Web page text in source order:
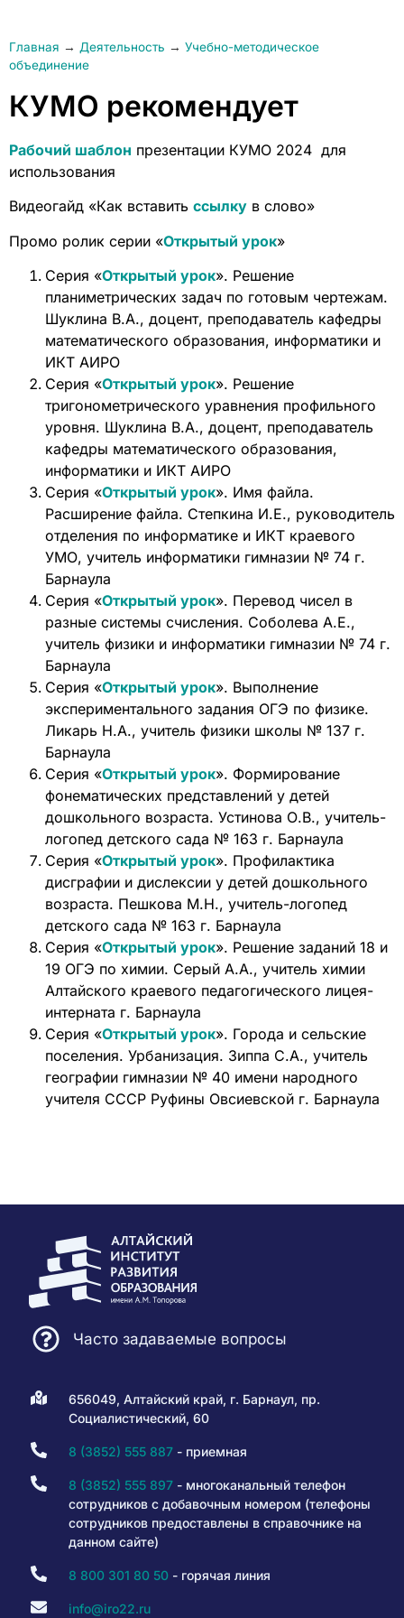
Главная → Деятельность → Учебно-методическое
объединение
КУМО рекомендует
Рабочий шаблон презентации КУМО 2024 для
использования
Видеогайд «Как вставить ссылку в слово»
Промо ролик серии «Открытый урок»
Серия «Открытый урок». Решение
планиметрических задач по готовым чертежам.
Шуклина В.А., доцент, преподаватель кафедры
математического образования, информатики и
ИКТ АИРО
Серия «Открытый урок». Решение
тригонометрического уравнения профильного
уровня. Шуклина В.А., доцент, преподаватель
кафедры математического образования,
информатики и ИКТ АИРО
Серия «Открытый урок». Имя файла.
Расширение файла. Степкина И.Е., руководитель
отделения по информатике и ИКТ краевого
УМО, учитель информатики гимназии № 74 г.
Барнаула
Серия «Открытый урок». Перевод чисел в
разные системы счисления. Соболева А.Е.,
учитель физики и информатики гимназии № 74 г.
Барнаула
Серия «Открытый урок». Выполнение
экспериментального задания ОГЭ по физике.
Ликарь Н.А., учитель физики школы № 137 г.
Барнаула
Серия «Открытый урок». Формирование
фонематических представлений у детей
дошкольного возраста. Устинова О.В., учитель-
логопед детского сада № 163 г. Барнаула
Серия «Открытый урок». Профилактика
дисграфии и дислексии у детей дошкольного
возраста. Пешкова М.Н., учитель-логопед
детского сада № 163 г. Барнаула
Серия «Открытый урок». Решение заданий 18 и
19 ОГЭ по химии. Серый А.А., учитель химии
Алтайского краевого педагогического лицея-
интерната г. Барнаула
Серия «Открытый урок». Города и сельские
поселения. Урбанизация. Зиппа С.А., учитель
географии гимназии № 40 имени народного
учителя СССР Руфины Овсиевской г. Барнаула
Часто задаваемые вопросы
656049, Алтайский край, г. Барнаул, пр.
Социалистический, 60
8 (3852) 555 887- приемная
8 (3852) 555 897- многоканальный телефон
сотрудников с добавочным номером (телефоны
сотрудников предоставлены в справочнике на
данном сайте)
8 800 301 80 50- горячая линия
info@iro22.ru